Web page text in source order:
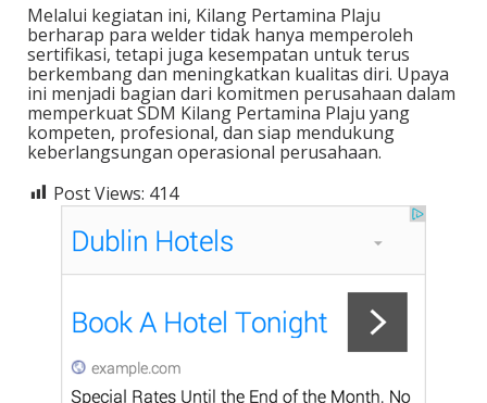
Melalui kegiatan ini, Kilang Pertamina Plaju
berharap para welder tidak hanya memperoleh
sertifikasi, tetapi juga kesempatan untuk terus
berkembang dan meningkatkan kualitas diri. Upaya
ini menjadi bagian dari komitmen perusahaan dalam
memperkuat SDM Kilang Pertamina Plaju yang
kompeten, profesional, dan siap mendukung
keberlangsungan operasional perusahaan.
Post Views: 414